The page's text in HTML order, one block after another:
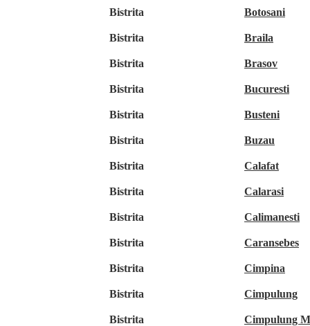
Bistrita Botosani
Bistrita Braila
Bistrita Brasov
Bistrita Bucuresti
Bistrita Busteni
Bistrita Buzau
Bistrita Calafat
Bistrita Calarasi
Bistrita Calimanesti
Bistrita Caransebes
Bistrita Cimpina
Bistrita Cimpulung
Bistrita Cimpulung